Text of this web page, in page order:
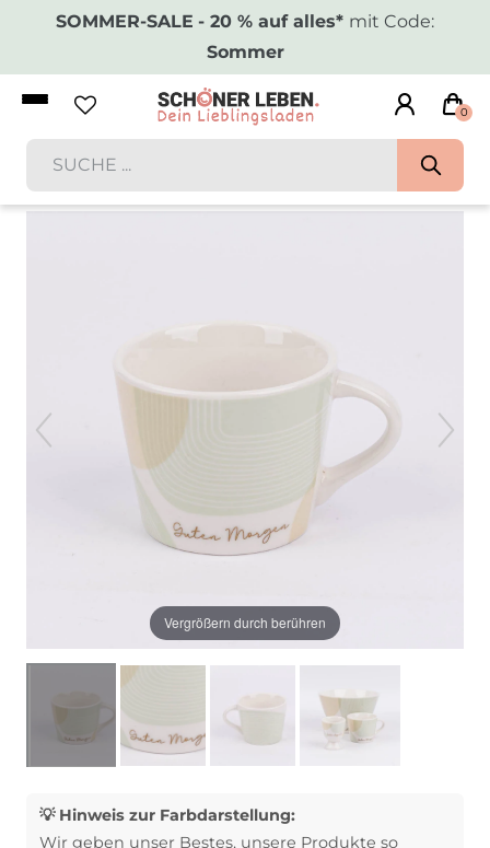
SOMMER-SALE - 20 % auf alles* mit Code:
Sommer
0
Vergrößern durch berühren
💡 Hinweis zur Farbdarstellung:
Wir geben unser Bestes, unsere Produkte so